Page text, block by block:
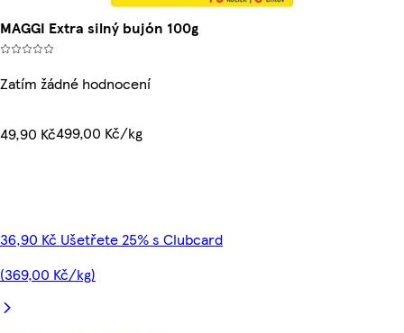
MAGGI Extra silný bujón 100g
Zatím žádné hodnocení
49,90 Kč499,00 Kč/kg
36,90 Kč Ušetřete 25% s Clubcard
(369,00 Kč/kg)